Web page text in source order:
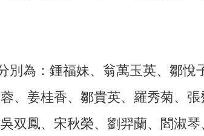
別為：鍾福妹、翁萬玉英、鄒悅
、姜桂香、鄒貴英、羅秀菊、
双鳳、宋秋榮、劉羿蘭、閻淑